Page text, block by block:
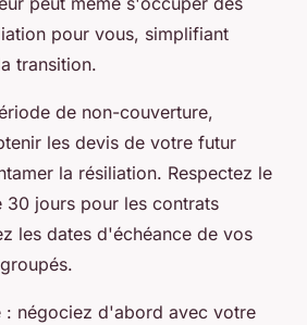
pour vous, simplifiant
transition.
de non-couverture,
les devis de votre futur
la résiliation. Respectez le
30 jours pour les contrats
les dates d'échéance de vos
: négociez d'abord avec votre